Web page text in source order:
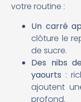
votre routine :
Un carré
clôture le
de sucre.
Des nibs
yaourts :
ajoutent
profond.